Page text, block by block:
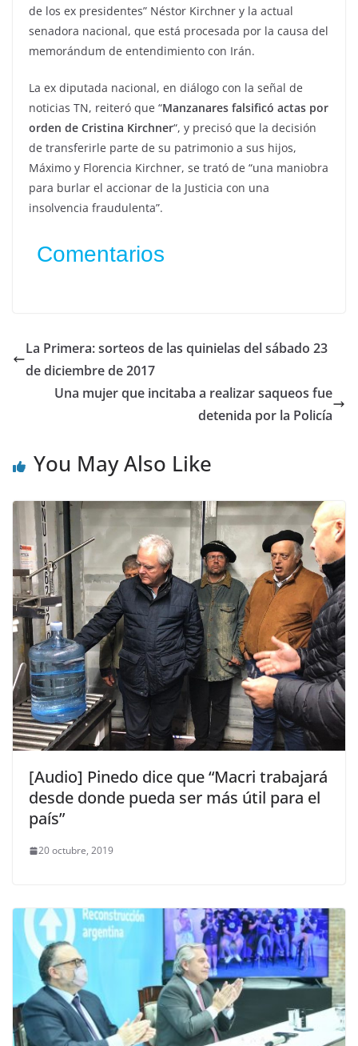
de los ex presidentes” Néstor Kirchner y la actual
senadora nacional, que está procesada por la causa del
memorándum de entendimiento con Irán.
La ex diputada nacional, en diálogo con la señal de
noticias TN, reiteró que “Manzanares falsificó actas por
orden de Cristina Kirchner“, y precisó que la decisión
de transferirle parte de su patrimonio a sus hijos,
Máximo y Florencia Kirchner, se trató de “una maniobra
para burlar el accionar de la Justicia con una
insolvencia fraudulenta”.
Comentarios
La Primera: sorteos de las quinielas del sábado 23
de diciembre de 2017
Una mujer que incitaba a realizar saqueos fue
detenida por la Policía
You May Also Like
[Audio] Pinedo dice que “Macri trabajará
desde donde pueda ser más útil para el
país”
20 octubre, 2019